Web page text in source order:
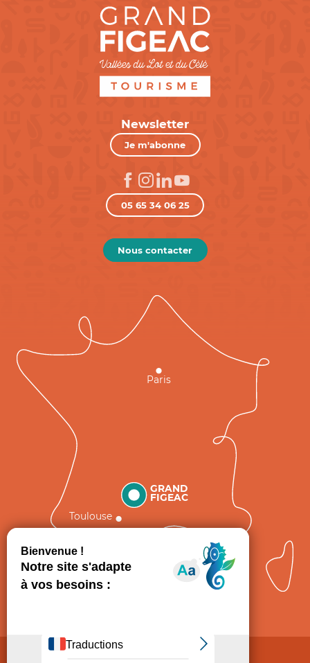
Newsletter
Je m'abonne
05 65 34 06 25
Nous contacter
GRAND
FIGEAC
Toulouse
Paris